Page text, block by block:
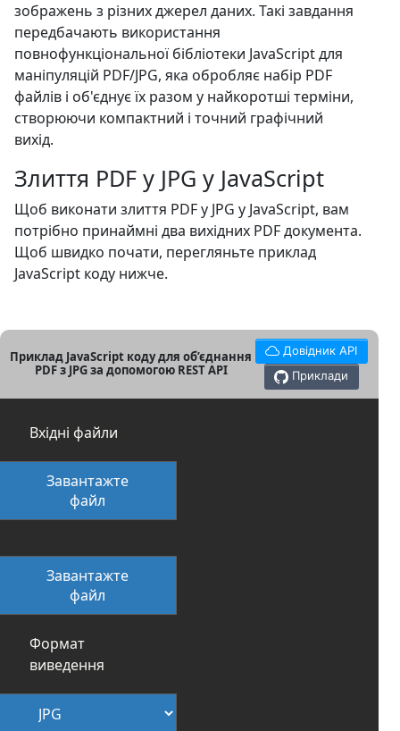
зображень з різних джерел даних. Такі завдання
передбачають використання
повнофункціональної бібліотеки JavaScript для
маніпуляцій PDF/JPG, яка обробляє набір PDF
файлів і об'єднує їх разом у найкоротші терміни,
створюючи компактний і точний графічний
вихід.
Злиття PDF у JPG у JavaScript
Щоб виконати злиття PDF у JPG у JavaScript, вам
потрібно принаймні два вихідних PDF документа.
Щоб швидко почати, перегляньте приклад
JavaScript коду нижче.
Приклад JavaScript коду для об’єднання
PDF з JPG за допомогою REST API
Довідник API
Приклади
Вхідні файли
Завантажте
файл
Завантажте
файл
Формат
виведення